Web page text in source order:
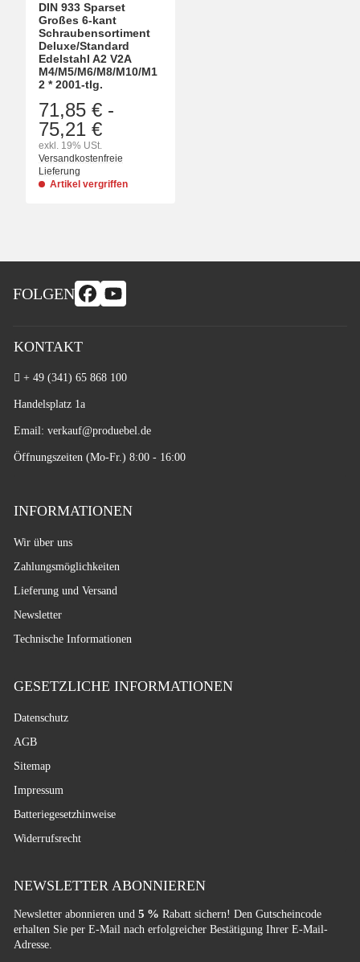
DIN 933 Sparset
Großes 6-kant
Schraubensortiment
Deluxe/Standard
Edelstahl A2 V2A
M4/M5/M6/M8/M10/M1
2 * 2001-tlg.
71,85 € -
75,21 €
exkl. 19% USt.
Versandkostenfreie
Lieferung
Artikel vergriffen
FOLGEN
KONTAKT
+ 49 (341) 65 868 100
Handelsplatz 1a
Email: verkauf@produebel.de
Öffnungszeiten (Mo-Fr.) 8:00 - 16:00
INFORMATIONEN
Wir über uns
Zahlungsmöglichkeiten
Lieferung und Versand
Newsletter
Technische Informationen
GESETZLICHE INFORMATIONEN
Datenschutz
AGB
Sitemap
Impressum
Batteriegesetzhinweise
Widerrufsrecht
NEWSLETTER ABONNIEREN
Newsletter abonnieren und 5 % Rabatt sichern! Den Gutscheincode
erhalten Sie per E-Mail nach erfolgreicher Bestätigung Ihrer E-Mail-
Adresse.